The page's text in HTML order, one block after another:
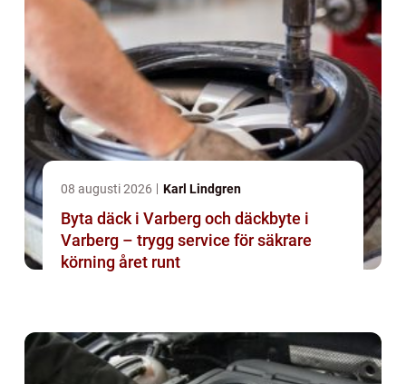
08 augusti 2026 Karl Lindgren
Byta däck i Varberg och däckbyte i
Varberg – trygg service för säkrare
körning året runt